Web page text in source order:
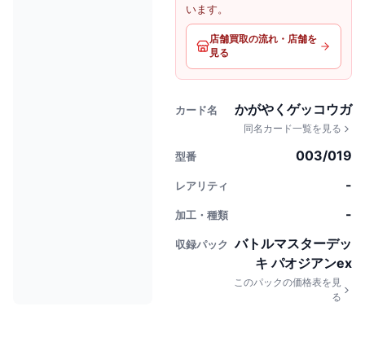
います。
店舗買取の流れ・店舗を
見る
カード名 かがやくゲッコウガ
同名カード一覧を見る
型番 003/019
レアリティ -
加工・種類 -
収録パック
バトルマスターデッ
キ パオジアンex
このパックの価格表を見
る